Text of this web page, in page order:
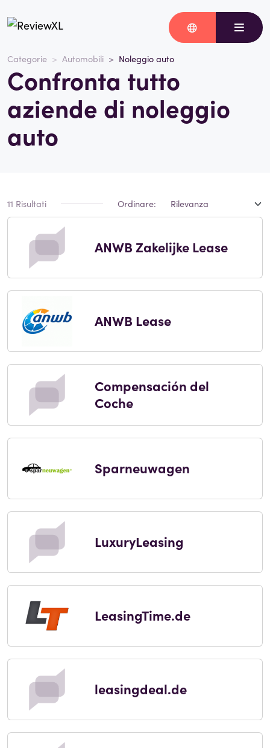
Categorie Automobili Noleggio auto
Confronta tutto
aziende di noleggio
auto
11 Risultati Ordinare:
ANWB Zakelijke Lease
ANWB Lease
Compensación del
Coche
Sparneuwagen
LuxuryLeasing
LeasingTime.de
leasingdeal.de